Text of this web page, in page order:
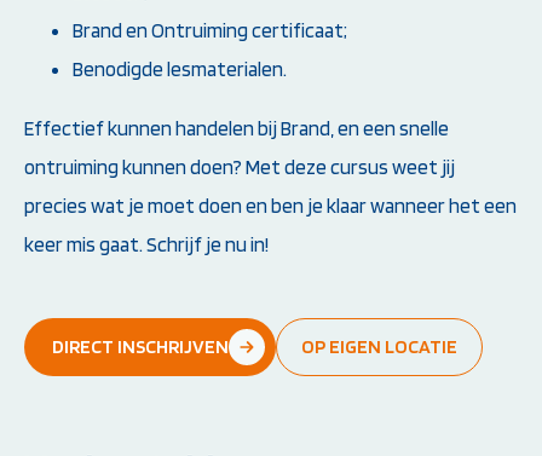
Brand en Ontruiming certificaat;
Benodigde lesmaterialen.
Effectief kunnen handelen bij Brand, en een snelle
ontruiming kunnen doen? Met deze cursus weet jij
precies wat je moet doen en ben je klaar wanneer het een
keer mis gaat. Schrijf je nu in!
DIRECT INSCHRIJVEN OP EIGEN LOCATIE